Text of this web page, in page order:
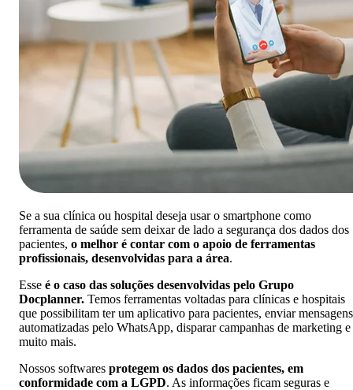
Se a sua clínica ou hospital deseja usar o smartphone como
ferramenta de saúde sem deixar de lado a segurança dos dados dos
pacientes, o melhor é contar com o apoio de ferramentas
profissionais, desenvolvidas para a área.
Esse é o caso das soluções desenvolvidas pelo Grupo
Docplanner. Temos ferramentas voltadas para clínicas e hospitais
que possibilitam ter um aplicativo para pacientes, enviar mensagens
automatizadas pelo WhatsApp, disparar campanhas de marketing e
muito mais.
Nossos softwares protegem os dados dos pacientes, em
conformidade com a LGPD. As informações ficam seguras e